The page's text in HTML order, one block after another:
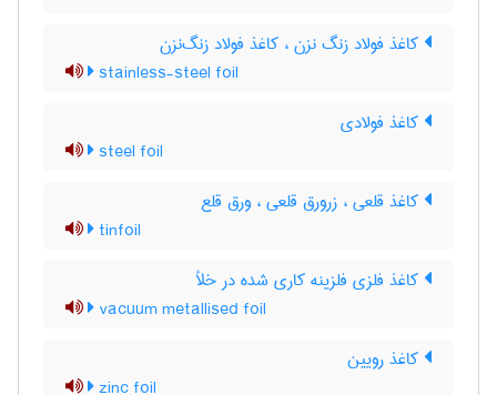
کاغذ فولاد زنگ نزن ، کاغذ فولاد زنگ‌نزن
stainless-steel foil
کاغذ فولادی
steel foil
کاغذ قلعی ، زرورق قلعی ، ورق قلع
tinfoil
کاغذ فلزی فلزینه کاری شده در خلأ
vacuum metallised foil
کاغذ رویین
zinc foil